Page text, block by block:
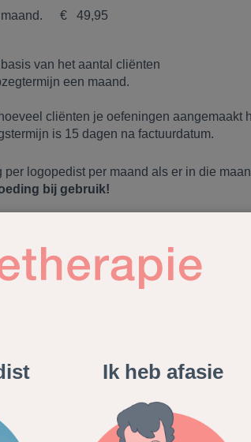
€ 49,95
van het aantal cliënten
een maand.
cliënten je oefeningen aangemaakt
is 15 dagen na factuurdatum.
logopedist per maand als er in die
bij gebruik!
gebruik van Afasietherapie.nl voor je
en
maken van de kosten voor
Kosten incl. BTW
Ik heb afasie